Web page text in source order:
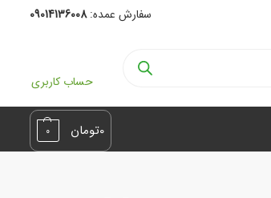
سفارش عمده:09014136008
حساب کاربری
0تومان 0